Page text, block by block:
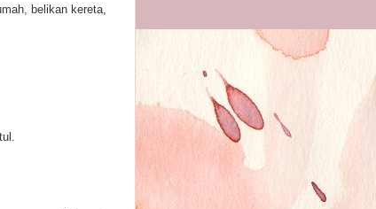
belikan kereta,